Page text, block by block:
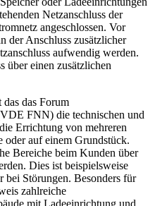
Netzanschluss der
angeschlossen. Vor
der Anschluss zusätzlicher
aufwendig werden.
über einen zusätzlichen
das Forum
FNN) die technischen und
Errichtung von mehreren
oder auf einem Grundstück.
Bereiche beim Kunden über
Dies ist beispielsweise
Störungen. Besonders für
zahlreiche